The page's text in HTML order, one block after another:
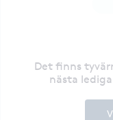
Det finns
nästa